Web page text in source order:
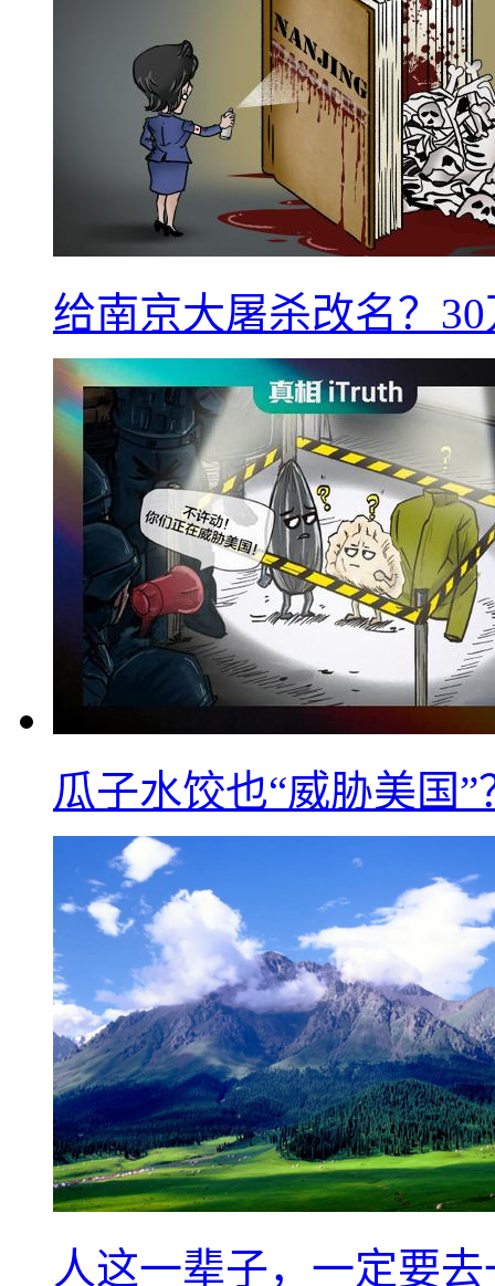
给南京大屠杀改名？
瓜子水饺也“威胁美国”
人这一辈子，一定要